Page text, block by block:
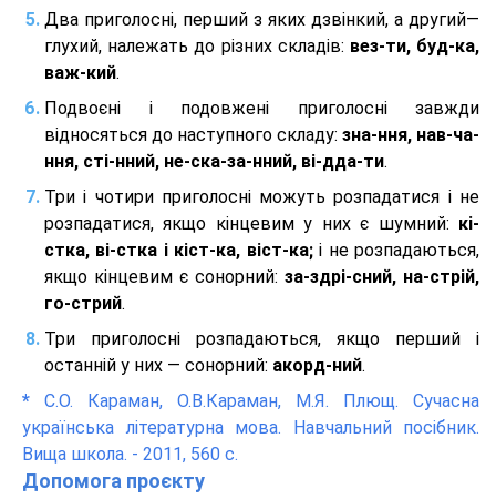
Два приголосні, перший з яких дзвінкий, а другий—
глухий, належать до різних складів: вез-ти, буд-ка,
важ-кий.
Подвоєні і подовжені приголосні завжди
відносяться до наступного складу: зна-ння, нав-ча-
ння, сті-нний, не-ска-за-нний, ві-дда-ти.
Три і чотири приголосні можуть розпадатися і не
розпадатися, якщо кінцевим у них є шумний: кі-
стка, ві-стка і кіст-ка, віст-ка;і не розпадаються,
якщо кінцевим є сонорний: за-здрі-сний, на-стрій,
го-стрий.
Три приголосні розпадаються, якщо перший і
останній у них — сонорний: акорд-ний.
* С.О. Караман, О.В.Караман, М.Я. Плющ. Сучасна
українська літературна мова. Навчальний посібник.
Вища школа. - 2011, 560 с.
Допомога проєкту